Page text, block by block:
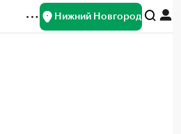
Нижний Новгород